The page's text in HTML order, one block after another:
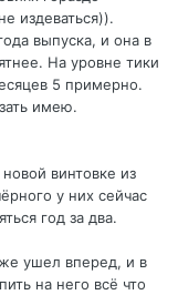
издеваться)).
выпуска, и она в
На уровне тики
5 примерно.
имею.
винтовке из
у них сейчас
год за два.
ушел вперед, и в
на него всё что